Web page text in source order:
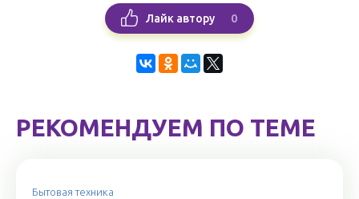
Лайк автору 0
РЕКОМЕНДУЕМ ПО ТЕМЕ
Бытовая техника